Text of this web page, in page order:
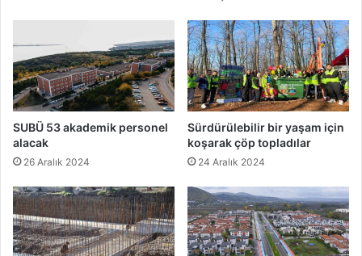
SUBÜ 53 akademik personel
alacak
26 Aralık 2024
Sürdürülebilir bir yaşam için
koşarak çöp topladılar
24 Aralık 2024